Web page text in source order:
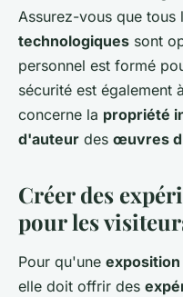
Assurez-vous que tous
technologiques sont
personnel est formé
sécurité est également
concerne la propriété
d'auteur des œuvres
Créer des
pour les
Pour qu'une
elle doit offrir des